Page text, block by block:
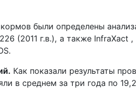
были определены
(2011 г.в.), а также InfraXact ,
.
Как показали результаты
в среднем за три года по